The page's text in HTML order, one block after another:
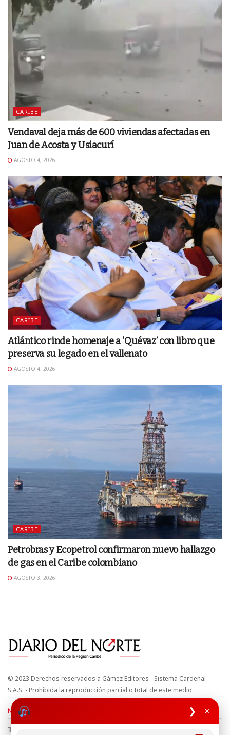
❯ ×
CARIBE
Vendaval deja más de 600 viviendas afectadas en
Juan de Acosta y Usiacurí
AGOSTO 4, 2026
CARIBE
Atlántico rinde homenaje a ‘Quévaz’ con libro que
preserva su legado en el vallenato
AGOSTO 4, 2026
CARIBE
Petrobras y Ecopetrol confirmaron nuevo hallazgo
de gas en el Caribe colombiano
AGOSTO 3, 2026
© 2023 Derechos reservados a Gámez Editores - Sistema Cardenal
S.A.S. - Prohibida la reproducción parcial o total de este medio.
Nuestros sitios
Términos y Condiciones